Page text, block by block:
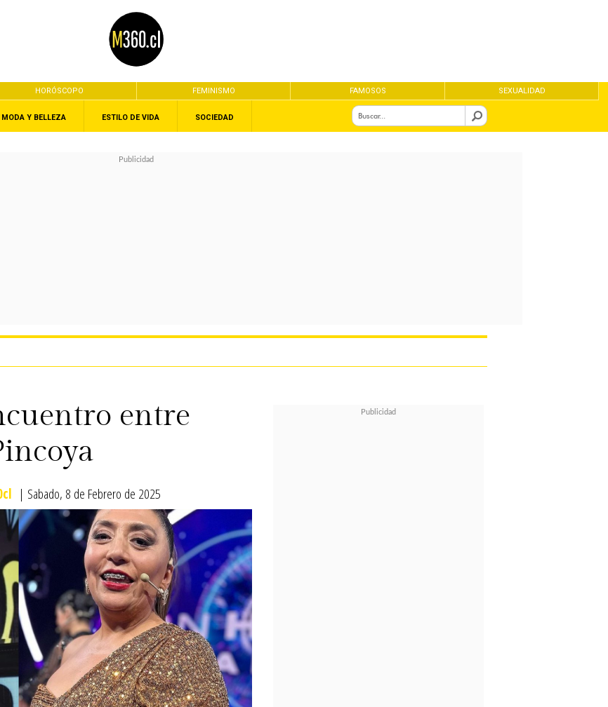
HORÓSCOPO FEMINISMO FAMOSOS SEXUALIDAD
MODA Y BELLEZA ESTILO DE VIDA SOCIEDAD
entre
| Sabado, 8 de Febrero de 2025